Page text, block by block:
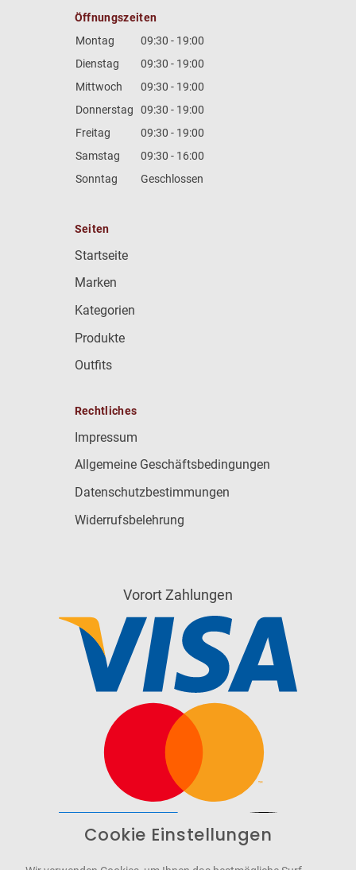
Öffnungszeiten
Montag
09:30 - 19:00
Dienstag
09:30 - 19:00
Mittwoch
09:30 - 19:00
Donnerstag
09:30 - 19:00
Freitag
09:30 - 19:00
Samstag
09:30 - 16:00
Sonntag
Geschlossen
Seiten
Startseite
Marken
Kategorien
Produkte
Outfits
Rechtliches
Impressum
Allgemeine Geschäftsbedingungen
Datenschutzbestimmungen
Widerrufsbelehrung
Vorort Zahlungen
WCAG-2.1-AA
Cookie Einstellungen